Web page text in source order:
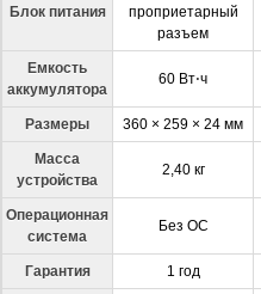
Блок питания
проприетарный
разъем
Емкость
аккумулятора
60 Вт⋅ч
Размеры 360 × 259 × 24 мм
Масса
устройства
2,40 кг
Операционная
система
Без ОС
Гарантия 1 год